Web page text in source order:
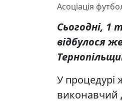
Асоціація
Сьогодні, 1
відбулося
У процедурі
виконавчий